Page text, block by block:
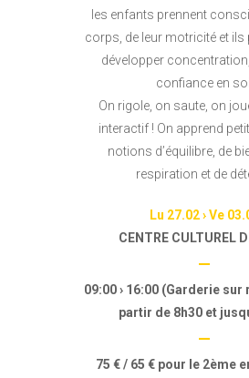
les enfants prennent
corps, de leur motricité et ils
développer
confiance en soi.
On rigole, on saute, on
interactif ! On apprend
notions d’équilibre, de
respiration et de
Lu 27.02 ›Ve
CENTRE CULTUREL
—
09:00 › 16:00 (Garderie sur
partir de 8h30 et
—
75 € / 65 € pour le 2ème